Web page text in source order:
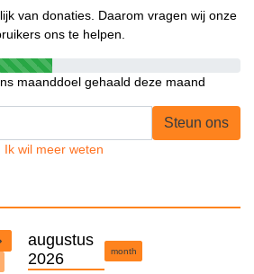
van donaties. Daarom vragen wij onze
ons te helpen.
maanddoel gehaald deze maand
Steun ons
Ik wil meer weten
augustus
2026
month